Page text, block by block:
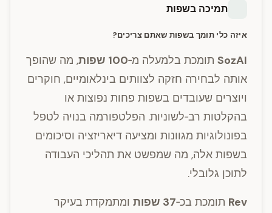
תמיכה בשפות
איזה כלי תומך בשפות שאתם צריכים?
SozAI תומכת בלמעלה מ‑100 שפות
, מה שהופך
אותה לבחירה חזקה לצוותים בינלאומיים, חוקרים
ויוצרים שעובדים בשפות פחות נפוצות או
בהקלטות רב‑לשוניות. הפלטפורמה בנויה לטפל
בפונולוגיות מגוונות ומציעה דיאריזציה וסיכומים
בשפות אלה, מה שמפשט את תהליכי העבודה
לתוכן גלובלי.
Rev תומכת בכ‑37 שפות
ומתמקדת בעיקר